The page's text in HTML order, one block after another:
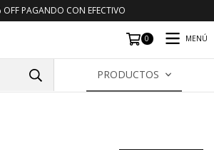
OFF PAGANDO CON EFECTIVO
0 MENÚ
PRODUCTOS